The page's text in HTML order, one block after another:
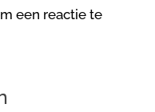
een reactie te